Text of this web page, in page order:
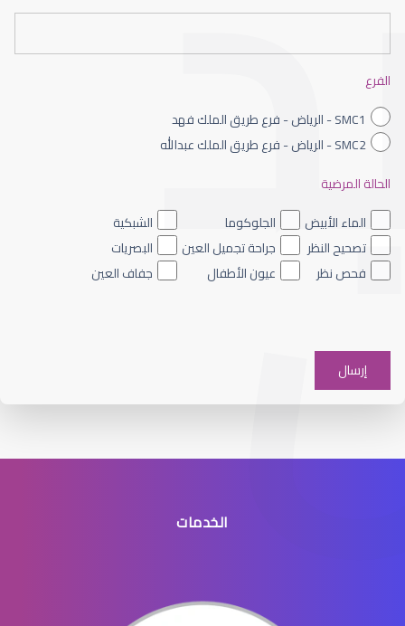
عيون الاطفال الملونه
عيون الاطفال الخدج
الفرع
SMC1 - الرياض - فرع طريق الملك فهد
SMC2 - الرياض - فرع طريق الملك عبدالله
الحالة المرضية
الماء الأبيض
الجلوكوما
الشبكية
تصحيح النظر
جراحة تجميل العين
البصريات
فحص نظر
عيون الأطفال جفاف العين
الخدمات